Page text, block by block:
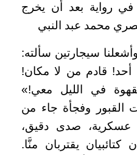
في رواية بعد أن يخرج
محمد عبد النبي
سيجارتين سألته:
أحد! قادم من لا مكان!
في الليل معي!»
وفجأة جاء من
صدى دقيق،
يقتربان منَّا.